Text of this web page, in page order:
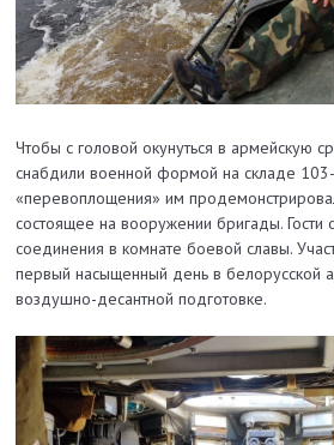
Чтобы с головой окунуться в армейскую
снабдили военной формой на складе
«перевоплощения» им
состоящее на вооружении бригады. Гости
соединения в комнате боевой славы.
первый насыщенный день в белорусской
воздушно-десантной подготовке.